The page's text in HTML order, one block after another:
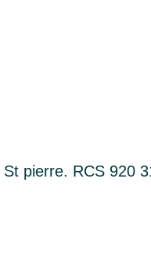
pierre. RCS 920